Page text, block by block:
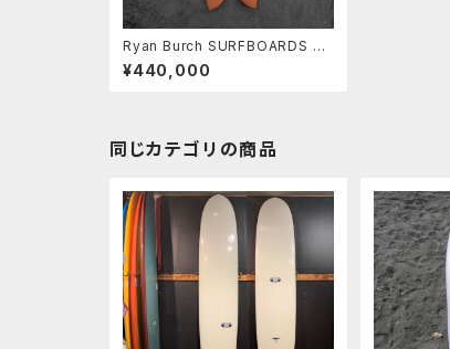
Ryan Burch SURFBOARDS SQ
UIT FISH 5’7” ライアンバーチ ス
クイットフィッシュ カリフォルニ
¥440,000
同じカテゴリの商品